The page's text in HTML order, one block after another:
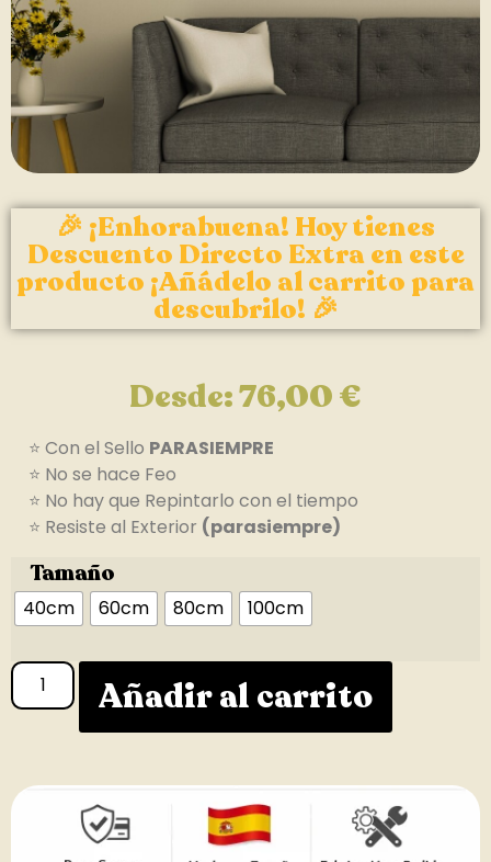
🎉 ¡Enhorabuena! Hoy tienes
Descuento Directo Extra en este
producto ¡Añádelo al carrito para
descubrilo! 🎉
Desde:76,00€
⭐ Con el Sello PARASIEMPRE
⭐ No se hace Feo
⭐ No hay que Repintarlo con el tiempo
⭐ Resiste al Exterior (parasiempre)
Tamaño
40cm 60cm 80cm 100cm
Añadir al carrito